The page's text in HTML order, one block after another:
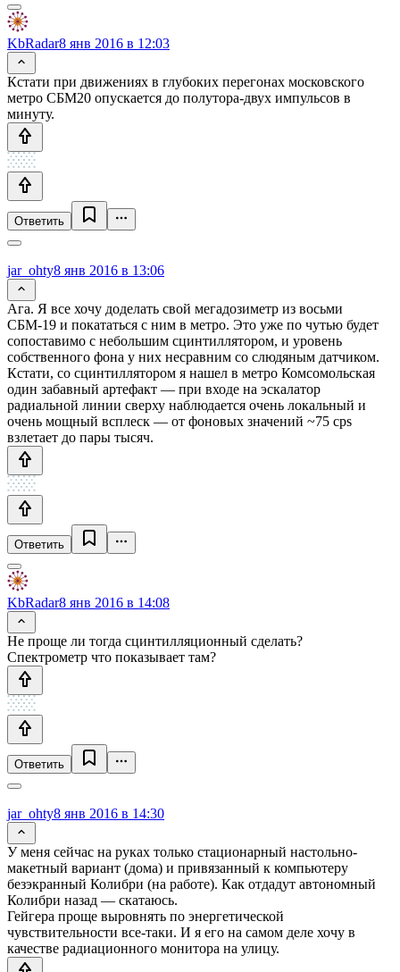
KbRadar8 янв 2016 в 12:03
Кстати при движениях в глубоких перегонах московского
метро СБМ20 опускается до полутора-двух импульсов в
минуту.
Ответить
jar_ohty8 янв 2016 в 13:06
Ага. Я все хочу доделать свой мегадозиметр из восьми
СБМ-19 и покататься с ним в метро. Это уже по чутью будет
сопоставимо с небольшим сцинтиллятором, и уровень
собственного фона у них несравним со слюдяным датчиком.
Кстати, со сцинтиллятором я нашел в метро Комсомольская
один забавный артефакт — при входе на эскалатор
радиальной линии сверху наблюдается очень локальный и
очень мощный всплеск — от фоновых значений ~75 cps
взлетает до пары тысяч.
Ответить
KbRadar8 янв 2016 в 14:08
Не проще ли тогда сцинтилляционный сделать?
Спектрометр что показывает там?
Ответить
jar_ohty8 янв 2016 в 14:30
У меня сейчас на руках только стационарный настольно-
макетный вариант (дома) и привязанный к компьютеру
безэкранный Колибри (на работе). Как отдадут автономный
Колибри назад — скатаюсь.
Гейгера проще выровнять по энергетической
чувствительности все-таки. И я его на самом деле хочу в
качестве радиационного монитора на улицу.